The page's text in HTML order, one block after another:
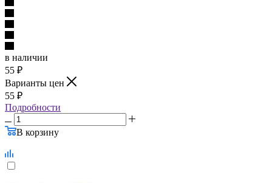
в наличии
55
Варианты цен
55
Подробности
В корзину